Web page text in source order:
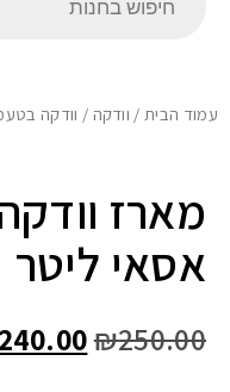
עמוד הבית/ וודקה / וודקה
מארז
אסאי ליטר
₪250.00
240.00